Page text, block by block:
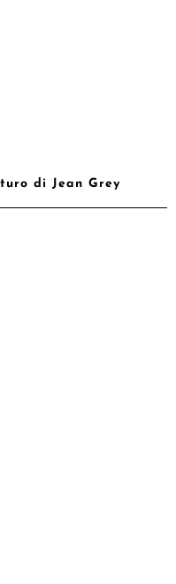
di Jean Grey